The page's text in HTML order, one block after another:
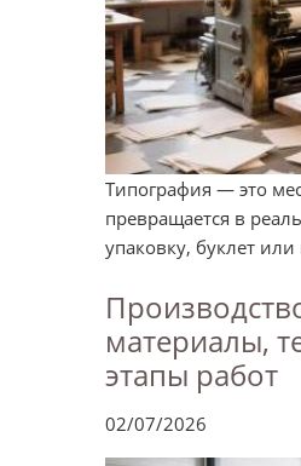
Типография — это
превращается в
упаковку, буклет или
материалы,
этапы работ
02/07/2026